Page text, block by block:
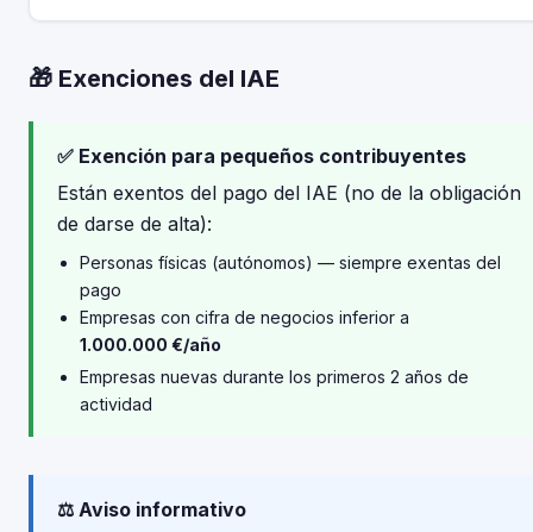
🎁 Exenciones del IAE
✅ Exención para pequeños contribuyentes
Están exentos del pago del IAE (no de la obligación
de darse de alta):
Personas físicas (autónomos) — siempre exentas del
pago
Empresas con cifra de negocios inferior a
1.000.000 €/año
Empresas nuevas durante los primeros 2 años de
actividad
⚖️ Aviso informativo